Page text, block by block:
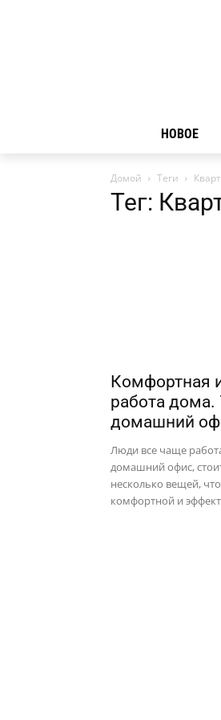
НОВОЕ
Домой Теги
Тег:
Комфортная
работа дома.
домашний
Люди все чаще
домашний офис,
несколько вещей,
комфортной и